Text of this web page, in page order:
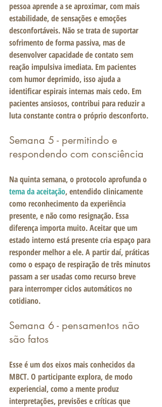
pessoa aprende a se aproximar, com mais
estabilidade, de sensações e emoções
desconfortáveis. Não se trata de suportar
sofrimento de forma passiva, mas de
desenvolver capacidade de contato sem
reação impulsiva imediata. Em pacientes
com humor deprimido, isso ajuda a
identificar espirais internas mais cedo. Em
pacientes ansiosos, contribui para reduzir a
luta constante contra o próprio desconforto.
Semana 5 - permitindo e
respondendo com consciência
Na quinta semana, o protocolo aprofunda o
tema da aceitação, entendido clinicamente
como reconhecimento da experiência
presente, e não como resignação. Essa
diferença importa muito. Aceitar que um
estado interno está presente cria espaço para
responder melhor a ele. A partir daí, práticas
como o espaço de respiração de três minutos
passam a ser usadas como recurso breve
para interromper ciclos automáticos no
cotidiano.
Semana 6 - pensamentos não
são fatos
Esse é um dos eixos mais conhecidos da
MBCT. O participante explora, de modo
experiencial, como a mente produz
interpretações, previsões e críticas que